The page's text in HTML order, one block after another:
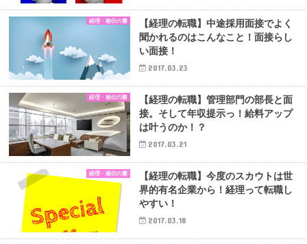
経理・秘伝の書
【経理の転職】中途採用面接でよく
聞かれるのはこんなこと！面接らし
い面接！
2017.03.23
経理・秘伝の書
【経理の転職】管理部門の部長と面
接。そして年収提示っ！給料アップ
は叶うのか！？
2017.03.21
経理・秘伝の書
【経理の転職】今度のスカウトは世
界的有名企業から！経理って転職し
やすい！
2017.03.18